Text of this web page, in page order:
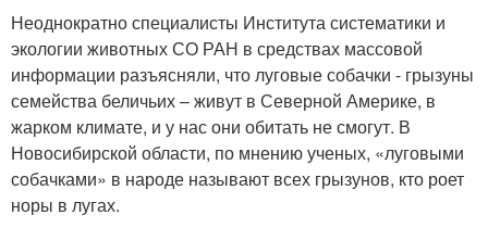
Неоднократно специалисты Института систематики и
экологии животных СО РАН в средствах массовой
информации разъясняли, что луговые собачки - грызуны
семейства беличьих – живут в Северной Америке, в
жарком климате, и у нас они обитать не смогут. В
Новосибирской области, по мнению ученых, «луговыми
собачками» в народе называют всех грызунов, кто роет
норы в лугах.